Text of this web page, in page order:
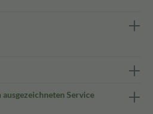
Service